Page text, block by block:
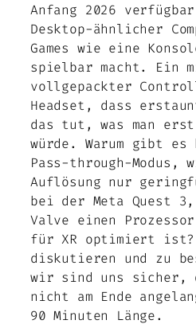
Anfang 2026
Desktop-ähnlicher
Games wie eine
spielbar macht. Ein
vollgepackter
Headset, dass
das tut, was man
würde. Warum gibt
Pass-through-
Auflösung nur
bei der Meta Quest
Valve einen
für XR optimiert
diskutieren und zu
wir sind uns sicher,
nicht am Ende
90 Minuten Länge.